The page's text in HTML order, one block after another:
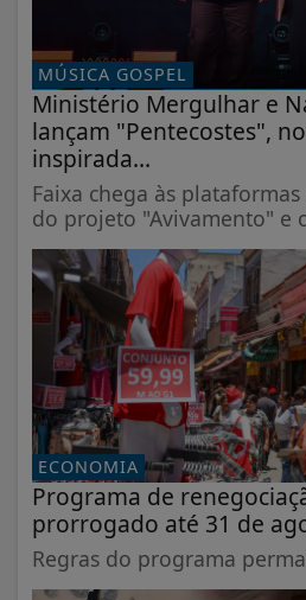
MÚSICA GOSPEL
Ministério Mergulhar e
lançam "Pentecostes",
inspirada...
Faixa chega às
do projeto "Avivamento" e
ECONOMIA
Programa de
prorrogado até 31 de
Regras do programa